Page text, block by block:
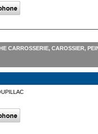
CARROSSERIE, CAROSSIER,